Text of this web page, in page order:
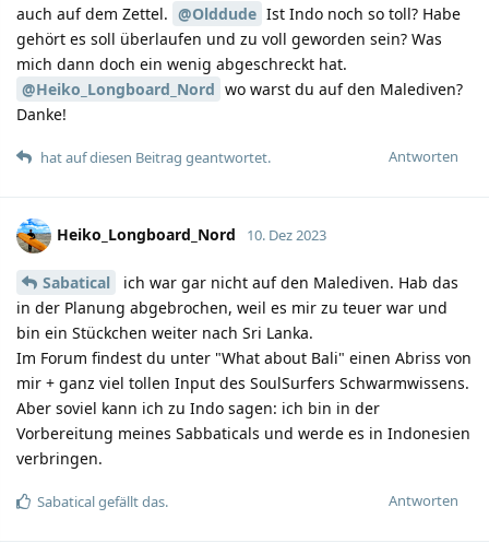
auch auf dem Zettel. @Olddude Ist Indo noch so toll? Habe
gehört es soll überlaufen und zu voll geworden sein? Was
mich dann doch ein wenig abgeschreckt hat.
@Heiko_Longboard_Nord wo warst du auf den Malediven?
Danke!
Antworten
hat auf diesen Beitrag geantwortet.
Heiko_Longboard_Nord 10. Dez 2023
Sabatical
ich war gar nicht auf den Malediven. Hab das
in der Planung abgebrochen, weil es mir zu teuer war und
bin ein Stückchen weiter nach Sri Lanka.
Im Forum findest du unter "What about Bali" einen Abriss von
mir + ganz viel tollen Input des SoulSurfers Schwarmwissens.
Aber soviel kann ich zu Indo sagen: ich bin in der
Vorbereitung meines Sabbaticals und werde es in Indonesien
verbringen.
Antworten
Sabaticalgefällt das.